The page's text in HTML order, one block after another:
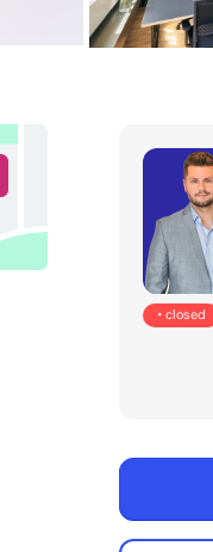
• closed